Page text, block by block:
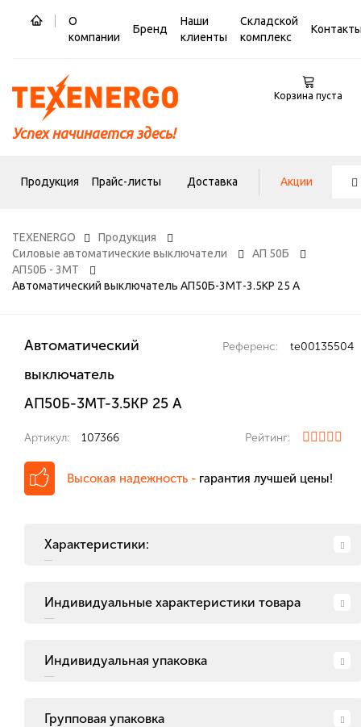
О
компании
Бренд
Наши
клиенты
Складской
комплекс
Успех начинается здесь!
Корзина пуста
Продукция Прайс-листы Доставка Акции
TEXENERGO
Продукция
Силовые автоматические выключатели
АП 50Б
АП50Б - 3МТ
Автоматический выключатель АП50Б-3МТ-3.5КР 25 А
Автоматический
выключатель
АП50Б-3МТ-3.5КР 25 А
Референс: te00135504
Артикул: 107366 Рейтинг:
Высокая надежность - гарантия лучшей цены!
Характеристики:
Индивидуальные характеристики товара
Индивидуальная упаковка
Групповая упаковка